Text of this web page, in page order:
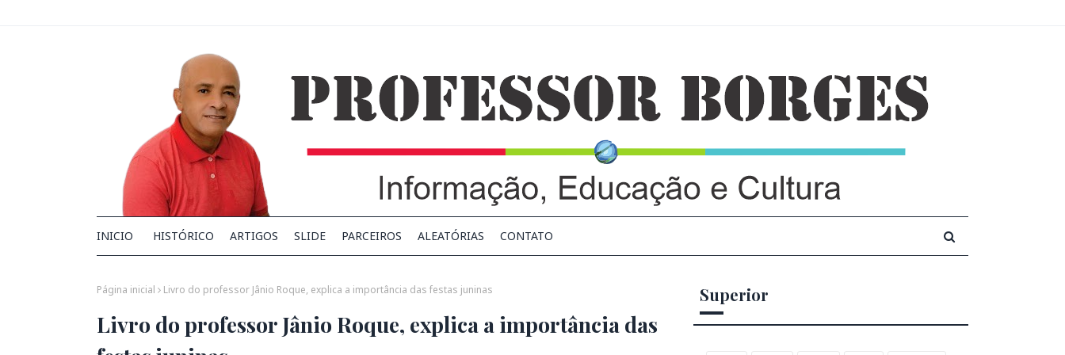
INICIO HISTÓRICO ARTIGOS SLIDE PARCEIROS ALEATÓRIAS CONTATO
Página inicial Livro do professor Jânio Roque, explica a importância das festas juninas
Livro do professor Jânio Roque, explica a importância das
Superior